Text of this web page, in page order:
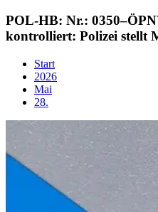
POL-HB: Nr.:
kontrolliert: Polizei stellt
Start
2026
Mai
28.